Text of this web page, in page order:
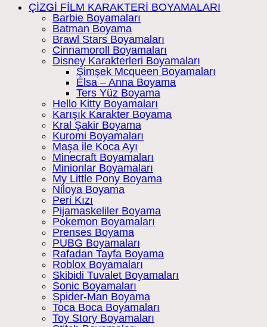
ÇİZGİ FİLM KARAKTERİ BOYAMALARI
Barbie Boyamaları
Batman Boyama
Brawl Stars Boyamaları
Cinnamoroll Boyamaları
Disney Karakterleri Boyamaları
Şimşek Mcqueen Boyamaları
Elsa – Anna Boyama
Ters Yüz Boyama
Hello Kitty Boyamaları
Karışık Karakter Boyama
Kral Şakir Boyama
Kuromi Boyamaları
Maşa ile Koca Ayı
Minecraft Boyamaları
Minionlar Boyamaları
My Little Pony Boyama
Niloya Boyama
Peri Kızı
Pijamaskeliler Boyama
Pokemon Boyamaları
Prenses Boyama
PUBG Boyamaları
Rafadan Tayfa Boyama
Roblox Boyamaları
Skibidi Tuvalet Boyamaları
Sonic Boyamaları
Spider-Man Boyama
Toca Boca Boyamaları
Toy Story Boyamaları